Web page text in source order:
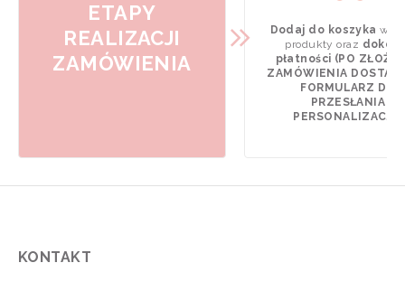
ETAPY
REALIZACJI
ZAMÓWIENIA
Dodaj do koszyka
produkty oraz
płatności (PO
ZAMÓWIENIA
FORMULARZ DO
PRZESŁANIA
PERSONALIZACJI).
KONTAKT